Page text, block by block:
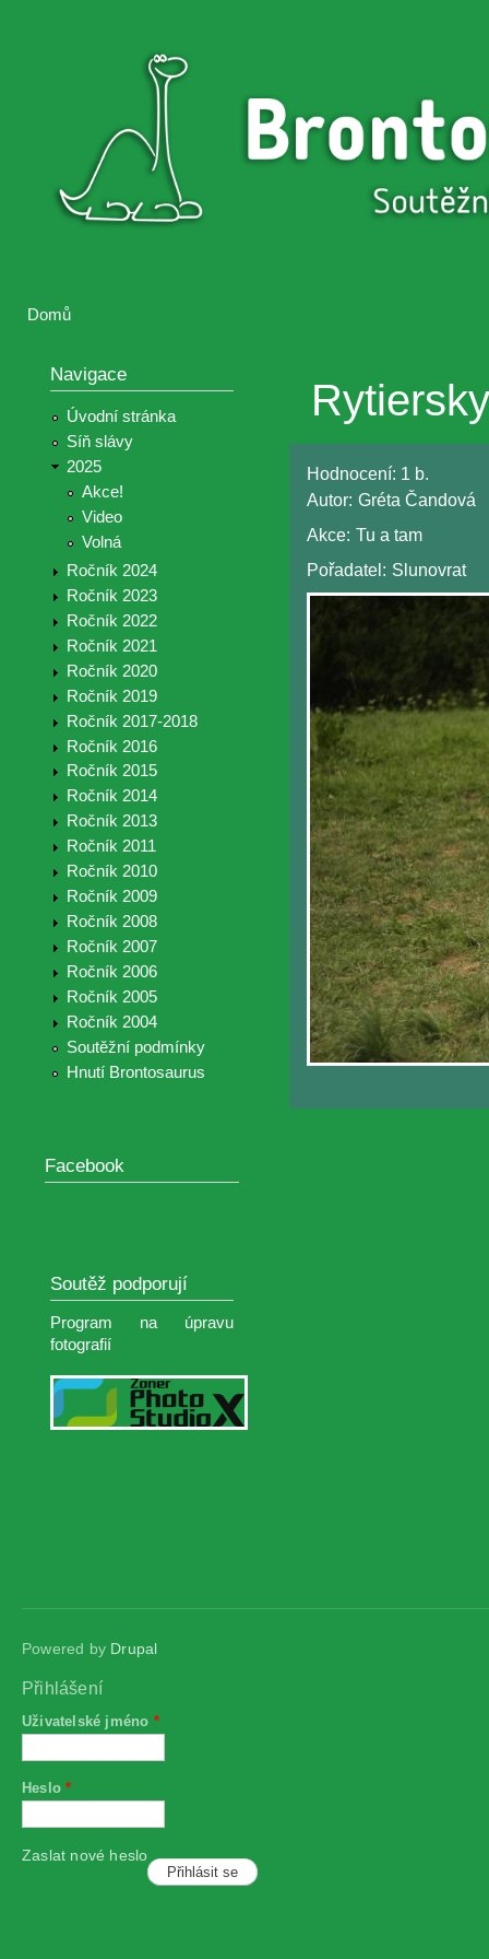
Brontosaurus
Brontosaurus
Domů
Navigace
Úvodní stránka
Síň slávy
2025
Akce!
Video
Volná
Ročník 2024
Ročník 2023
Ročník 2022
Ročník 2021
Ročník 2020
Ročník 2019
Ročník 2017-2018
Ročník 2016
Ročník 2015
Ročník 2014
Ročník 2013
Ročník 2011
Ročník 2010
Ročník 2009
Ročník 2008
Ročník 2007
Ročník 2006
Ročník 2005
Ročník 2004
Soutěžní podmínky
Hnutí Brontosaurus
Facebook
Soutěž podporují
Program na úpravu
fotografií
Hodnocení: 1 b.
Autor: Gréta Čandová
Akce: Tu a tam
Pořadatel: Slunovrat
Powered by Drupal
Přihlášení
Uživatelské jméno *
Heslo*
Zaslat nové heslo